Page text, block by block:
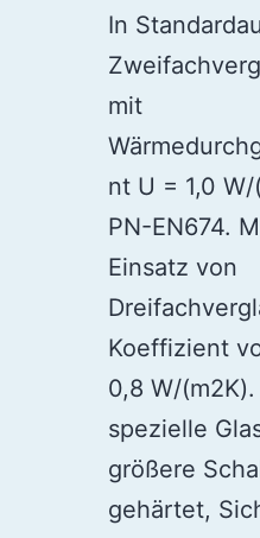
In
mit
nt U = 1,0
PN-EN674.
Einsatz von
Koeffizient
0,8 W/
spezielle
größere
gehärtet,